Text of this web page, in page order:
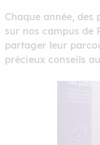
Chaque année,
sur nos campus de
partager leur
précieux conseils